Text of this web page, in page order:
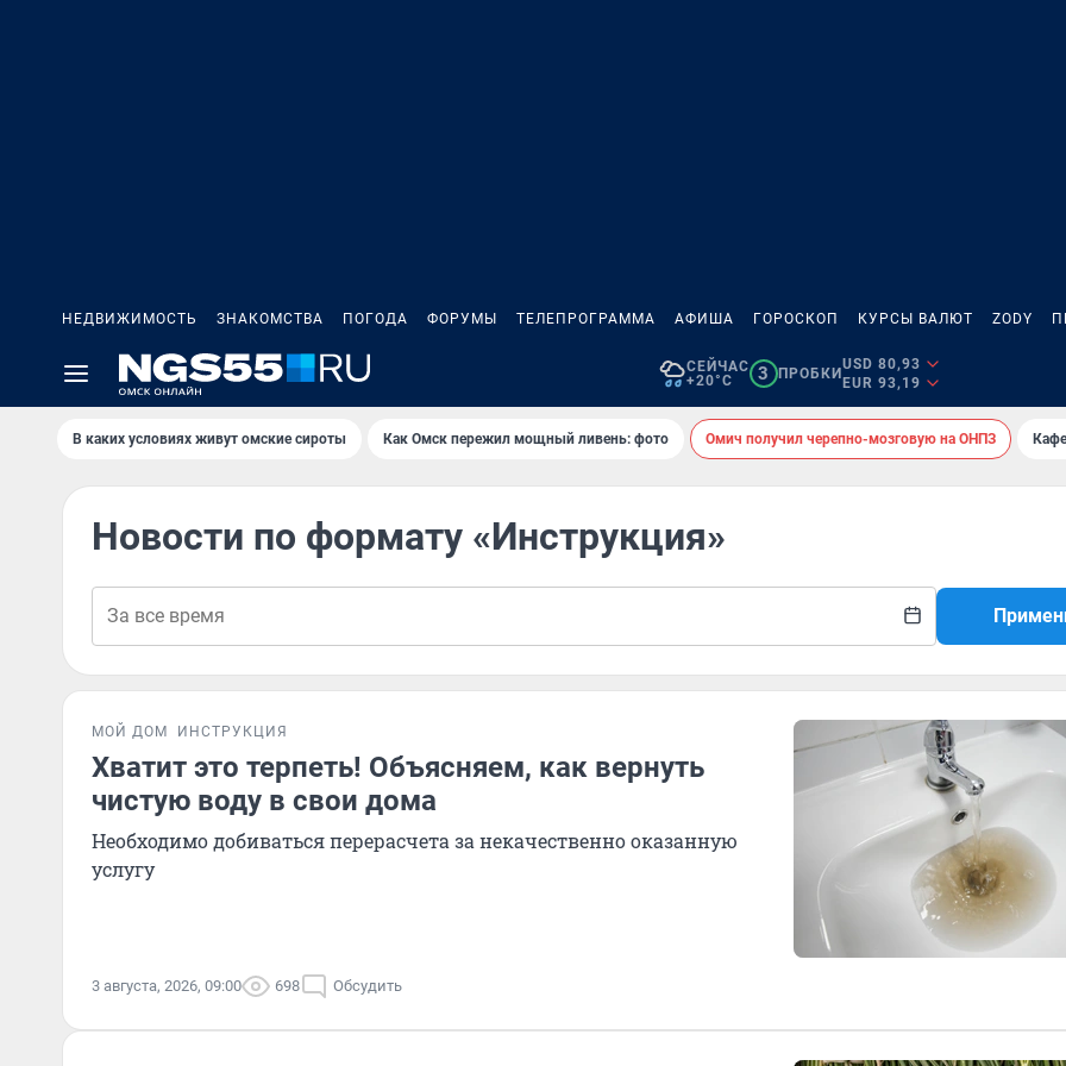
НЕДВИЖИМОСТЬ ЗНАКОМСТВА ПОГОДА ФОРУМЫ ТЕЛЕПРОГРАММА АФИША ГОРОСКОП КУРСЫ ВАЛЮТ ZODY
СЕЙЧАС
+20°C
3 ПРОБКИ
USD 80,93
EUR 93,19
В каких условиях живут омские сироты Как Омск пережил мощный ливень: фото Омич получил черепно-мозговую на ОНПЗ
Новости по формату «Инструкция»
МОЙ ДОМ ИНСТРУКЦИЯ
Хватит это терпеть! Объясняем, как вернуть
чистую воду в свои дома
Необходимо добиваться перерасчета за некачественно оказанную
услугу
3 августа, 2026, 09:00 698 Обсудить